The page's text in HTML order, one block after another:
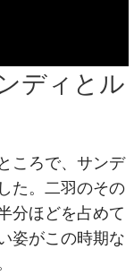
ディとル
ころで、サンデ
た。二羽のその
分ほどを占めて
姿がこの時期な